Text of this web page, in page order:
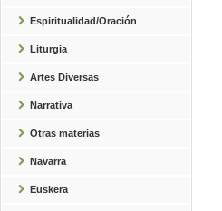
Espiritualidad/Oración
Liturgia
Artes Diversas
Narrativa
Otras materias
Navarra
Euskera